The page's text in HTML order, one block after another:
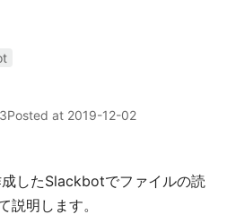
Posted at 2019-12-02
したSlackbotでファイルの読
説明します。